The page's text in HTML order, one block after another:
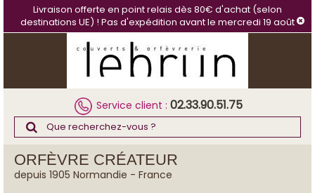
Livraison offerte en point relais dès 80€ d'achat (selon
destinations UE) ! Pas d'expédition avant le mercredi 19 août
Service client : 02.33.90.51.75
ORFÈVRE CRÉATEUR
depuis 1905 Normandie - France
Panneau de gestion des cookies